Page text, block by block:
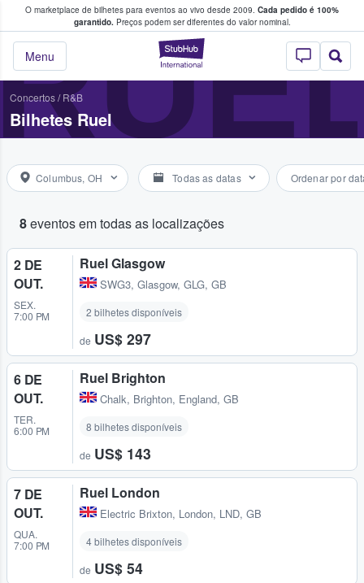
O marketplace de bilhetes para eventos ao vivo desde 2009. Cada pedido é 100%
garantido.Preços podem ser diferentes do valor nominal.
StubHub – onde
Menu
fãs compram e vendem bilhetes
Concertos/ R&B
Bilhetes Ruel
Columbus, OH Todas as datas Ordenar por
8eventos em todas as localizações
2 DE
OUT.
SEX.
7:00 PM
Ruel Glasgow
SWG3, Glasgow, GLG, GB
2 bilhetes disponíveis
de US$ 297
6 DE
OUT.
TER.
6:00 PM
Ruel Brighton
Chalk, Brighton, England, GB
8 bilhetes disponíveis
de US$ 143
7 DE
OUT.
QUA.
7:00 PM
Ruel London
Electric Brixton, London, LND, GB
4 bilhetes disponíveis
de US$ 54